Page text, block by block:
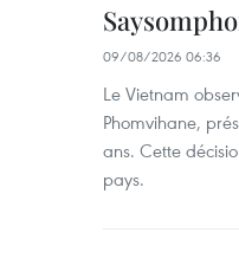
09/08/2026 06:36
Le Vietnam
Phomvihane,
ans. Cette
pays.